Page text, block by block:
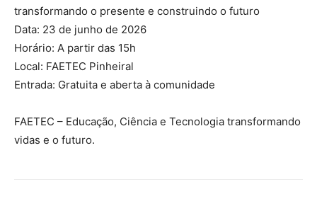
transformando o presente e construindo o futuro
Data: 23 de junho de 2026
Horário: A partir das 15h
Local: FAETEC Pinheiral
Entrada: Gratuita e aberta à comunidade
FAETEC – Educação, Ciência e Tecnologia transformando
vidas e o futuro.